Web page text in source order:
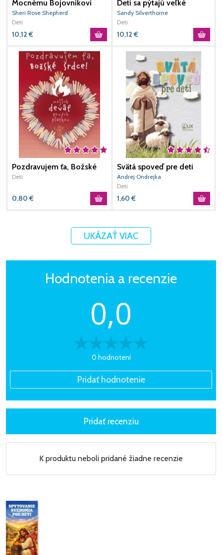
Mocnému Bojovníkovi
Sheri Rose Shepherd
Deti
10,12 €
Deti sa pýtajú veľké
otázky o Bohu
Sandy Silverthorne
Deti
10,12 €
Pozdravujem ťa, Božské
Srdce!
Deti
0,80 €
Svätá spoveď pre deti
Andrej Ondrejka
Deti
1,60 €
UKÁZAŤ VIAC
Hodnotenia a recenzie
0,0
0 hodnotení
K produktu neboli pridané žiadne recenzie